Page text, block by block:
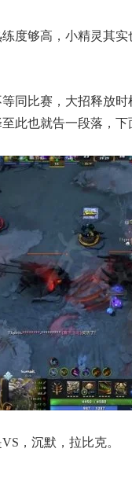
度够高，小精灵其
同比赛，大招释放
此也就告一段落，下
，沉默，拉比克。